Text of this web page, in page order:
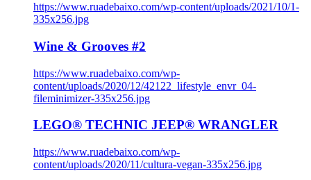
https://www.ruadebaixo.com/wp-content/uploads/2021/10/1-
335x256.jpg
Wine & Grooves #2
https://www.ruadebaixo.com/wp-
content/uploads/2020/12/42122_lifestyle_envr_04-
fileminimizer-335x256.jpg
LEGO® TECHNIC JEEP® WRANGLER
https://www.ruadebaixo.com/wp-
content/uploads/2020/11/cultura-vegan-335x256.jpg